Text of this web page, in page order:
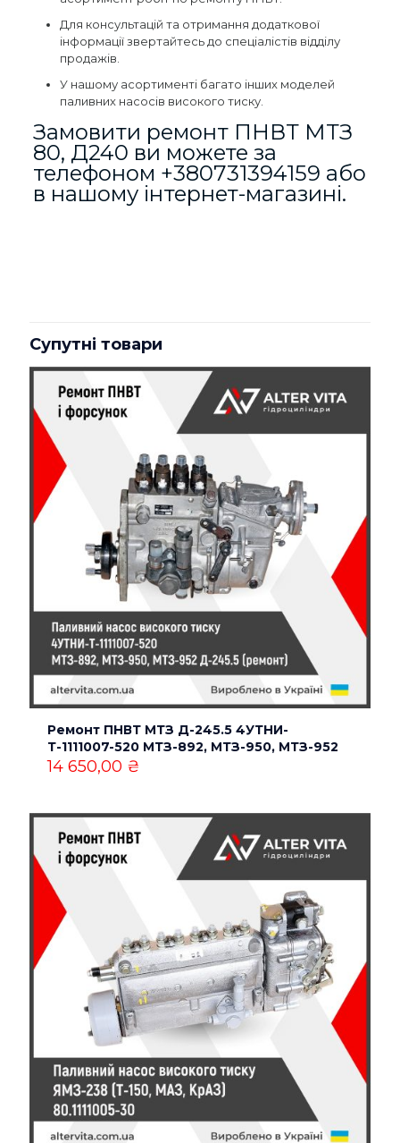
Для консультацій та отримання додаткової
інформації звертайтесь до спеціалістів відділу
продажів.
У нашому асортименті багато інших моделей
паливних насосів високого тиску.
Замовити ремонт ПНВТ МТЗ
80, Д240 ви можете за
телефоном +380731394159 або
в нашому інтернет-магазині.
Д240”
Ваша e-mail адреса не оприлюднюватиметься.
Обов’язкові поля позначені
Ваша оцінка
1 з 5
зірок
2 з 5
зірок
3 з 5
зірок
4 з 5
зірок
зірок
Назва*
Email*
браузері для моїх подальших коментарів.
Супутні товари
Ремонт ПНВТ МТЗ Д-245.5 4УТНИ-
Т-1111007-520 МТЗ-892, МТЗ-950, МТЗ-952
14 650,00 ₴